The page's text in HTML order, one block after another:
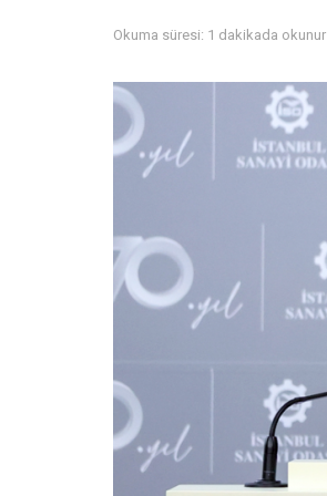
Okuma süresi: 1 dakikada okunur